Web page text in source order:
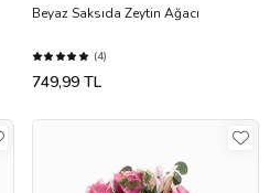
Beyaz Saksıda Zeytin Ağacı
(4)
749,99 TL